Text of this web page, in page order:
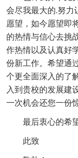
会尽我最大的.努力
愿望，如今愿望即
的热情与信心去挑
作热情以及认真好
份新工作。希望通
个更全面深入的了
入到贵校的发展建
一次机会还您一份
最后衷心的希
此致